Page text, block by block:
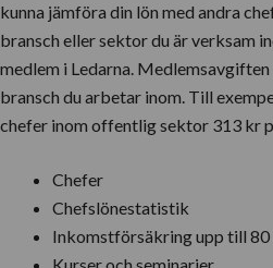
kunna jämföra din lön med andra
bransch eller sektor du är verksam
medlem i Ledarna.
bransch du arbetar inom. Till
chefer inom offentlig sektor 313 kr
Chefer
Chefslönestatistik
Inkomstförsäkring upp till